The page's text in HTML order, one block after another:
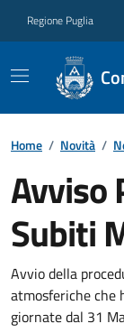
Regione Puglia
Home / Novità /
Avviso
Subiti
Avvio della
atmosferiche che
giornate dal 31